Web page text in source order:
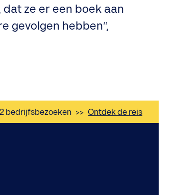
ze er een boek aan
gevolgen hebben”,
bedrijfsbezoeken >> Ontdek de reis